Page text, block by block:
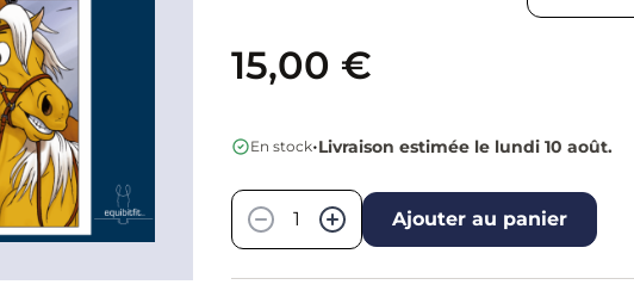
15,00 €
En stock•Livraison estimée le lundi 10 août.
−
+ Ajouter au panier